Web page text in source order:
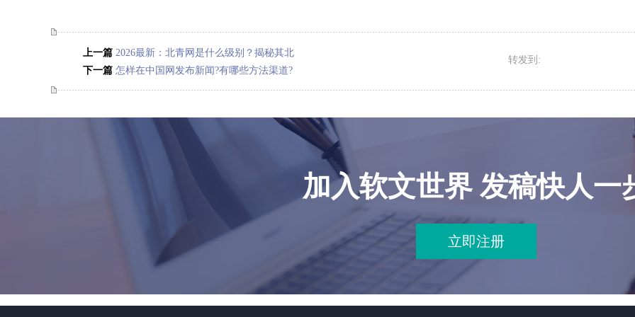
上一篇 2026最新：北青网是什么级别？揭秘其北
京市属主流新闻媒体定位
下一篇 怎样在中国网发布新闻?有哪些方法渠道?
转发到:
加入软文世界 发稿快人一
立即注册